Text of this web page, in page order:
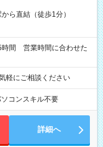
ら直結（徒歩1分）
軽にご相談ください
コンスキル不要
詳細へ